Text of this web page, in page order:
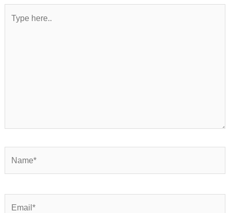
here..